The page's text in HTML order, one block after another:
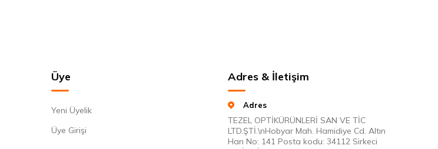
Üye
Yeni Üyelik
Üye Girişi
Adres & İletişim
Adres
TEZEL OPTİKÜRÜNLERİ SAN VE TİC
LTD.ŞTİ.\nHobyar Mah. Hamidiye Cd. Altın
Han No: 141 Posta kodu: 34112 Sirkeci